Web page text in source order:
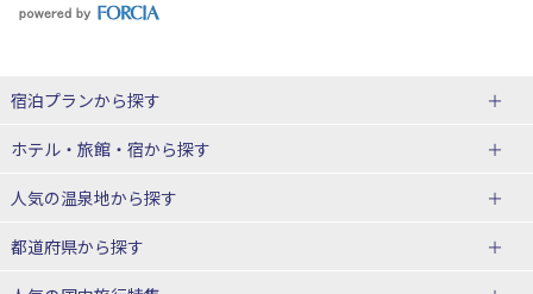
宿泊プランから探す
北海道
東北
青森県
ホテル・旅館・宿から探す
北海道ホテル・旅館
人気の温泉地から探す
北海道
都道府県から探す